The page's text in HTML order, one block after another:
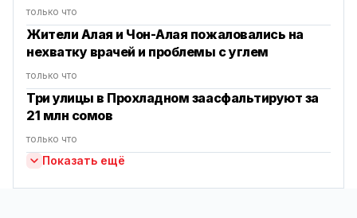
только что
Жители Алая и Чон-Алая пожаловались на
нехватку врачей и проблемы с углем
только что
Три улицы в Прохладном заасфальтируют за
21 млн сомов
только что
Показать ещё